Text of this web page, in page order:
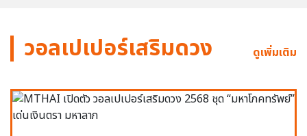
วอลเปเปอร์เสริมดวง ดูเพิ่มเติม